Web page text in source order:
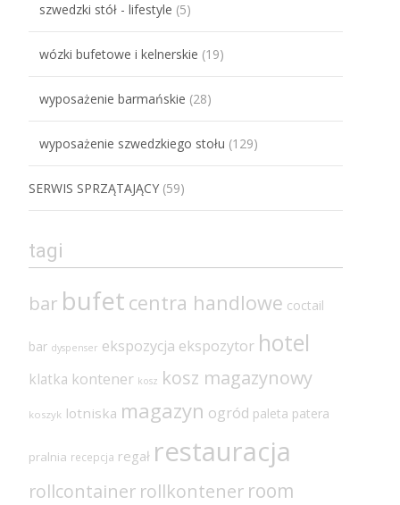
szwedzki stół - lifestyle (5)
wózki bufetowe i kelnerskie (19)
wyposażenie barmańskie (28)
wyposażenie szwedzkiego stołu (129)
SERWIS SPRZĄTAJĄCY (59)
tagi
bar bufet centra handlowe coctail
bar dyspenser ekspozycja ekspozytor hotel
klatka kontener kosz kosz magazynowy
koszyk lotniska magazyn ogród paleta patera
pralnia recepcja regał restauracja
rollcontainer rollkontener room